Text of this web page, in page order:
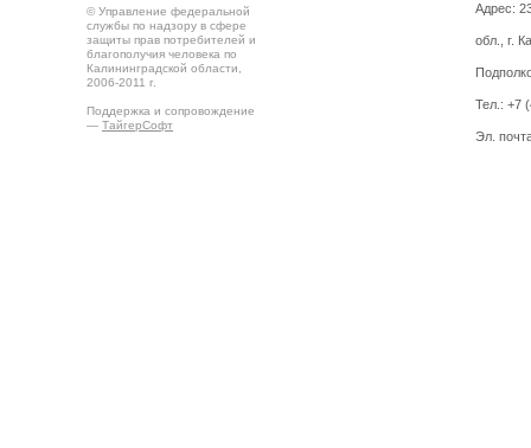
© Управление федеральной
службы по надзору в сфере
защиты прав потребителей и
благополучия человека по
Калининградской области,
2006-2011 г.
Поддержка и сопровождение
— ТайгерСофт
Адрес:
обл., г.
Тел.: +7
Эл.